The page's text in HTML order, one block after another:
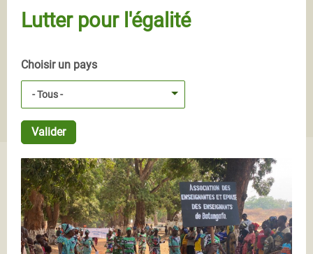
Lutter pour l'égalité
Choisir un pays
- Tous -